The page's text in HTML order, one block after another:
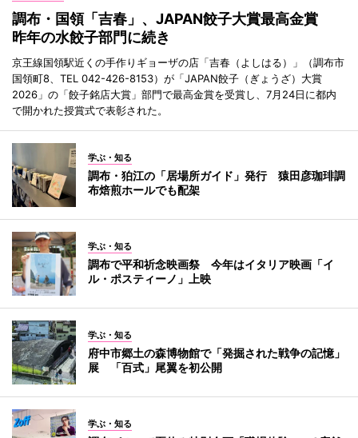
調布・国領「吉春」、JAPAN餃子大賞最高金賞
昨年の水餃子部門に続き
京王線国領駅近くの手作りギョーザの店「吉春（よしはる）」（調布市
国領町8、TEL 042-426-8153）が「JAPAN餃子（ぎょうざ）大賞
2026」の「餃子銘店大賞」部門で最高金賞を受賞し、7月24日に都内
で開かれた授賞式で表彰された。
学ぶ・知る
調布・狛江の「居場所ガイド」発行 猿田彦珈琲調
布焙煎ホールでも配架
学ぶ・知る
調布で平和祈念映画祭 今年はイタリア映画「イ
ル・ポスティーノ」上映
学ぶ・知る
府中市郷土の森博物館で「発掘された戦争の記憶」
展 「百式」尾翼を初公開
学ぶ・知る